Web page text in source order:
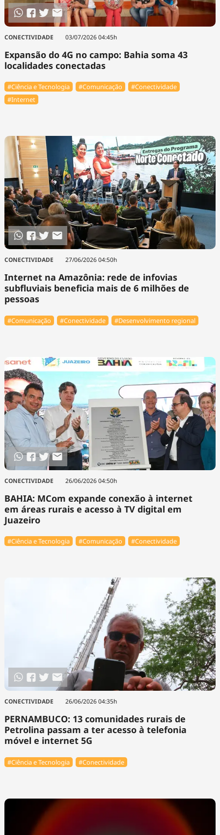
CONECTIVIDADE 03/07/2026 04:45h
Expansão do 4G no campo: Bahia soma 43
localidades conectadas
#Ciência e Tecnologia #Comunicação
#Conectividade
#Internet
CONECTIVIDADE 27/06/2026 04:50h
Internet na Amazônia: rede de infovias
subfluviais beneficia mais de 6 milhões de
pessoas
#Comunicação #Conectividade #Desenvolvimento regional
CONECTIVIDADE 26/06/2026 04:50h
BAHIA: MCom expande conexão à internet
em áreas rurais e acesso à TV digital em
Juazeiro
#Ciência e Tecnologia #Comunicação #Conectividade
CONECTIVIDADE 26/06/2026 04:35h
PERNAMBUCO: 13 comunidades rurais de
Petrolina passam a ter acesso à telefonia
móvel e internet 5G
#Ciência e Tecnologia #Conectividade